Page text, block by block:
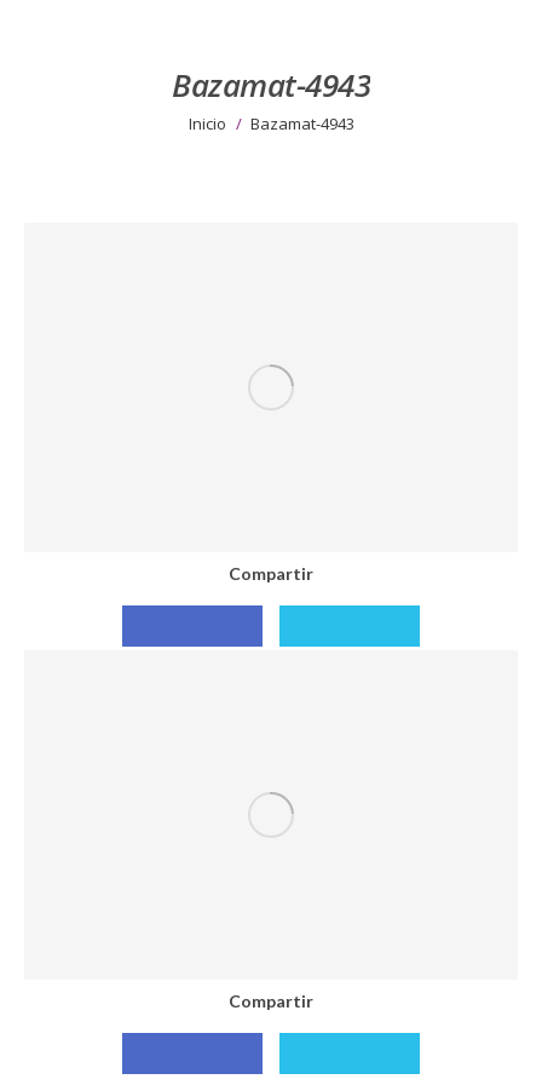
Bazamat-4943
Estás aquí:
Inicio Bazamat-4943
Compartir
Compartir
Compartir
Compartir
Compartir Compartir